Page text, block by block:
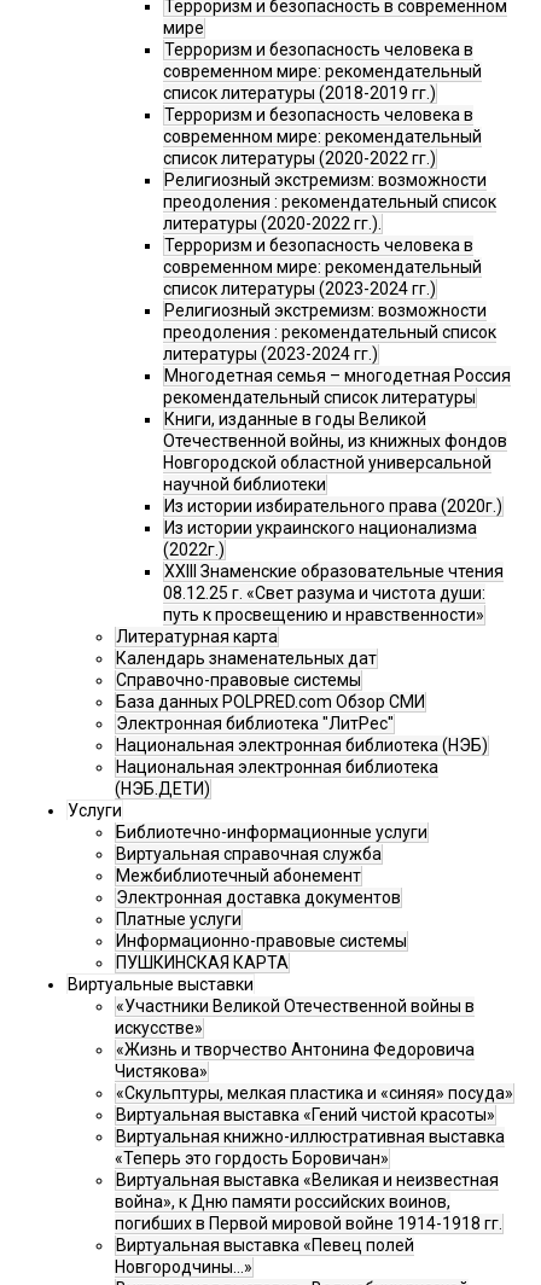
Терроризм и безопасность в современном
мире
Терроризм и безопасность человека в
современном мире: рекомендательный
список литературы (2018-2019 гг.)
Терроризм и безопасность человека в
современном мире: рекомендательный
список литературы (2020-2022 гг.)
Религиозный экстремизм: возможности
преодоления : рекомендательный список
литературы (2020-2022 гг.).
Терроризм и безопасность человека в
современном мире: рекомендательный
список литературы (2023-2024 гг.)
Религиозный экстремизм: возможности
преодоления : рекомендательный список
литературы (2023-2024 гг.)
Многодетная семья – многодетная Россия
рекомендательный список литературы
Книги, изданные в годы Великой
Отечественной войны, из книжных фондов
Новгородской областной универсальной
научной библиотеки
Из истории избирательного права (2020г.)
Из истории украинского национализма
(2022г.)
XXIII Знаменские образовательные чтения
08.12.25 г. «Свет разума и чистота души:
путь к просвещению и нравственности»
Литературная карта
Календарь знаменательных дат
Справочно-правовые системы
База данных POLPRED.com Обзор СМИ
Электронная библиотека "ЛитРес"
Национальная электронная библиотека (НЭБ)
Национальная электронная библиотека
(НЭБ.ДЕТИ)
Услуги
Библиотечно-информационные услуги
Виртуальная справочная служба
Межбиблиотечный абонемент
Электронная доставка документов
Платные услуги
Информационно-правовые системы
ПУШКИНСКАЯ КАРТА
Виртуальные выставки
«Участники Великой Отечественной войны в
искусстве»
«Жизнь и творчество Антонина Федоровича
Чистякова»
«Скульптуры, мелкая пластика и «синяя» посуда»
Виртуальная выставка «Гений чистой красоты»
Виртуальная книжно-иллюстративная выставка
«Теперь это гордость Боровичан»
Виртуальная выставка «Великая и неизвестная
война», к Дню памяти российских воинов,
погибших в Первой мировой войне 1914-1918 гг.
Виртуальная выставка «Певец полей
Новгородчины…»